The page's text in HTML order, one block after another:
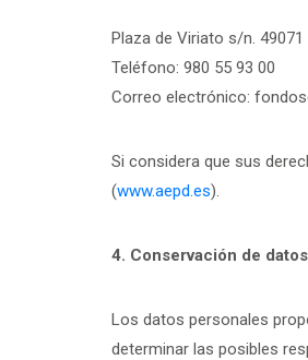
Plaza de Viriato s/n.
Teléfono: 980 55 93 00
Correo electrónico:
Si considera que sus
(www.aepd.es).
4. Conservación de datos
Los datos personales
determinar las posibles